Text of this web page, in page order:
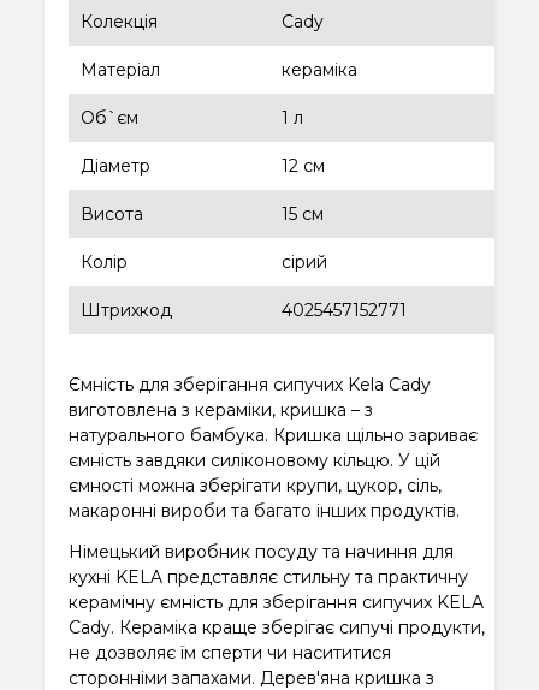
Колекція Cady
Матеріал кераміка
Об`єм 1 л
Діаметр 12 см
Висота 15 см
Колір сірий
Штрихкод 4025457152771
Ємність для зберігання сипучих Kela Cady
виготовлена ​​з кераміки, кришка – з
натурального бамбука. Кришка щільно зариває
ємність завдяки силіконовому кільцю. У цій
ємності можна зберігати крупи, цукор, сіль,
макаронні вироби та багато інших продуктів.
Німецький виробник посуду та начиння для
кухні KELA представляє стильну та практичну
керамічну ємність для зберігання сипучих KELA
Cady. Кераміка краще зберігає сипучі продукти,
не дозволяє їм сперти чи насититися
сторонніми запахами. Дерев'яна кришка з